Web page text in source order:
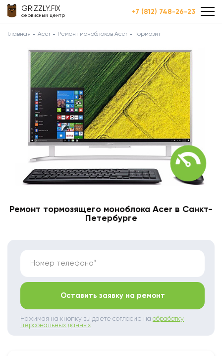
GRIZZLY.FIX
сервисный центр +7 (812) 748-26-23
Главная Acer Ремонт моноблоков Acer Тормозит
Ремонт тормозящего моноблока Acer в Санкт-
Петербурге
Номер телефона*
Оставить заявку на ремонт
Нажимая на кнопку вы даете согласие на обработку
персональных данных